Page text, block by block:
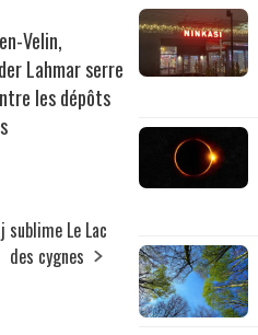
Velin,
Lahmar serre
les dépôts
sublime Le Lac
des cygnes